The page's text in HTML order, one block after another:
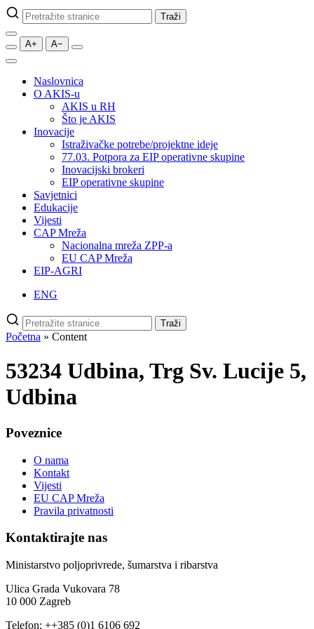
Pretraži
stranice
Traži
A+ A−
Naslovnica
O AKIS-u
AKIS u RH
Što je AKIS
Inovacije
Istraživačke potrebe/projektne ideje
77.03. Potpora za EIP operativne skupine
Inovacijski brokeri
EIP operativne skupine
Savjetnici
Edukacije
Vijesti
CAP Mreža
Nacionalna mreža ZPP-a
EU CAP Mreža
EIP-AGRI
ENG
Pretraži
stranice
Traži
Početna » Content
53234 Udbina, Trg Sv. Lucije 5,
Udbina
Poveznice
O nama
Kontakt
Vijesti
EU CAP Mreža
Pravila privatnosti
Kontaktirajte nas
Ministarstvo poljoprivrede, šumarstva i ribarstva
Ulica Grada Vukovara 78
10 000 Zagreb
Telefon: ++385 (0)1 6106 692